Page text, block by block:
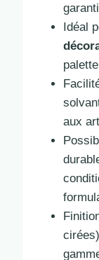
Idéal
aux